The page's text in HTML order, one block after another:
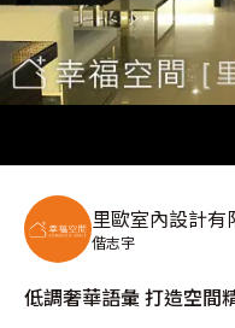
里歐室內設計有
偕志宇
低調奢華語彙 打造空間